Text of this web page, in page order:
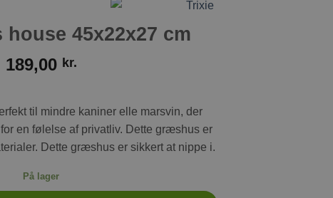
house 45x22x27 cm
189,00 kr.
til mindre kaniner elle marsvin, der
en følelse af privatliv. Dette græshus er
Dette græshus er sikkert at nippe i.
På lager